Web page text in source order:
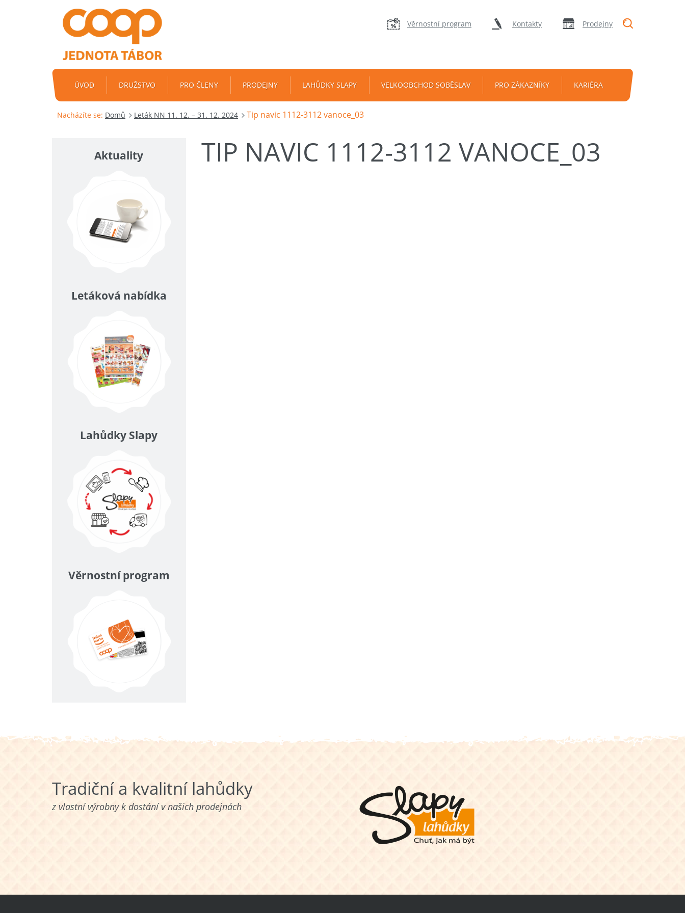
Věrnostní program Kontakty Prodejny
ÚVOD DRUŽSTVO PRO ČLENY PRODEJNY LAHŮDKY SLAPY VELKOOBCHOD SOBĚSLAV PRO ZÁKAZNÍKY KARIÉRA
Nacházíte se: Domů Leták NN 11. 12. – 31. 12. 2024 Tip navic 1112-3112 vanoce_03
TIP NAVIC 1112-3112 VANOCE_03
Aktuality
Letáková nabídka
Lahůdky Slapy
Věrnostní program
Tradiční a kvalitní lahůdky
z vlastní výrobny k dostání v našich prodejnách